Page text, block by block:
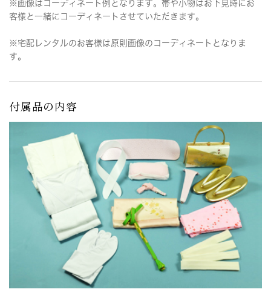
※画像はコーディネート例となります。帯や小物はお下見時にお
客様と一緒にコーディネートさせていただきます。
※宅配レンタルのお客様は原則画像のコーディネートとなりま
す。
付属品の内容